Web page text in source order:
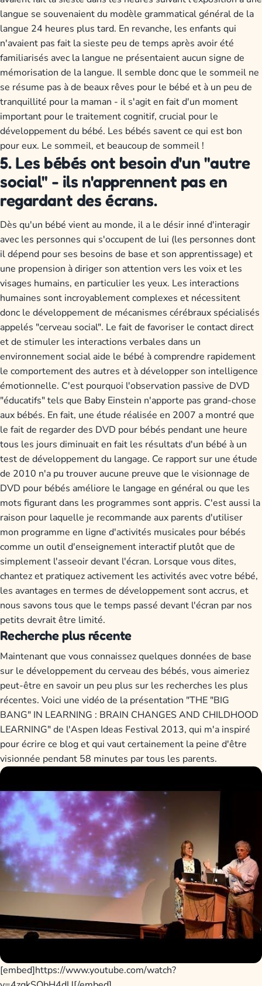
langue se souvenaient du modèle grammatical général de la
langue 24 heures plus tard. En revanche, les enfants qui
n'avaient pas fait la sieste peu de temps après avoir été
familiarisés avec la langue ne présentaient aucun signe de
mémorisation de la langue. Il semble donc que le sommeil ne
se résume pas à de beaux rêves pour le bébé et à un peu de
tranquillité pour la maman - il s'agit en fait d'un moment
important pour le traitement cognitif, crucial pour le
développement du bébé. Les bébés savent ce qui est bon
pour eux. Le sommeil, et beaucoup de sommeil !
5. Les bébés ont besoin d'un "autre
social" - ils n'apprennent pas en
regardant des écrans.
Dès qu'un bébé vient au monde, il a le désir inné d'interagir
avec les personnes qui s'occupent de lui (les personnes dont
il dépend pour ses besoins de base et son apprentissage) et
une propension à diriger son attention vers les voix et les
visages humains, en particulier les yeux. Les interactions
humaines sont incroyablement complexes et nécessitent
donc le développement de mécanismes cérébraux spécialisés
appelés "cerveau social". Le fait de favoriser le contact direct
et de stimuler les interactions verbales dans un
environnement social aide le bébé à comprendre rapidement
le comportement des autres et à développer son intelligence
émotionnelle. C'est pourquoi l'observation passive de DVD
"éducatifs" tels que Baby Einstein n'apporte pas grand-chose
aux bébés. En fait, une étude réalisée en 2007 a montré que
le fait de regarder des DVD pour bébés pendant une heure
tous les jours diminuait en fait les résultats d'un bébé à un
test de développement du langage. Ce rapport sur une étude
de 2010 n'a pu trouver aucune preuve que le visionnage de
DVD pour bébés améliore le langage en général ou que les
mots figurant dans les programmes sont appris. C'est aussi la
raison pour laquelle je recommande aux parents d'utiliser
mon programme en ligne d'activités musicales pour bébés
comme un outil d'enseignement interactif plutôt que de
simplement l'asseoir devant l'écran. Lorsque vous dites,
chantez et pratiquez activement les activités avec votre bébé,
les avantages en termes de développement sont accrus, et
nous savons tous que le temps passé devant l'écran par nos
petits devrait être limité.
Recherche plus récente
Maintenant que vous connaissez quelques données de base
sur le développement du cerveau des bébés, vous aimeriez
peut-être en savoir un peu plus sur les recherches les plus
récentes. Voici une vidéo de la présentation "THE "BIG
BANG" IN LEARNING : BRAIN CHANGES AND CHILDHOOD
LEARNING" de l'Aspen Ideas Festival 2013, qui m'a inspiré
pour écrire ce blog et qui vaut certainement la peine d'être
visionnée pendant 58 minutes par tous les parents.
[embed]https://www.youtube.com/watch?